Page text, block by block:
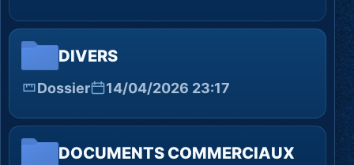
DIVERS
Dossier 14/04/2026 23:17
DOCUMENTS COMMERCIAUX